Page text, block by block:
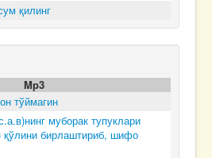
қилинг
Mp3
тўймагин
муборак тупуклари
қўлини бирлаштириб, шифо